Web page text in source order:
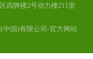
四牌楼2号动力楼211室
中国)有限公司-官方网站